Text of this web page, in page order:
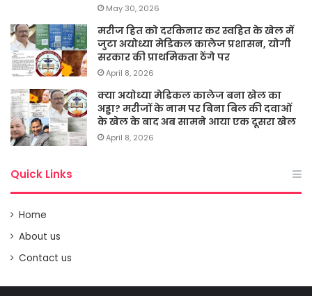
May 30, 2026
मरीज हित को दरकिनार कर स्वहित के खेल में
जुटा अयोध्या मेडिकल कालेज प्रशासन, योगी
सरकार की प्राथमिकता ठेंगे पर
April 8, 2026
क्या अयोध्या मेडिकल कालेज बना खेल का
अड्डा? मरीजों के नाम पर बिना बिल की दवाओं
के खेल के बाद अब सामने आया एक दूसरा खेल
April 8, 2026
Quick Links
Home
About us
Contact us